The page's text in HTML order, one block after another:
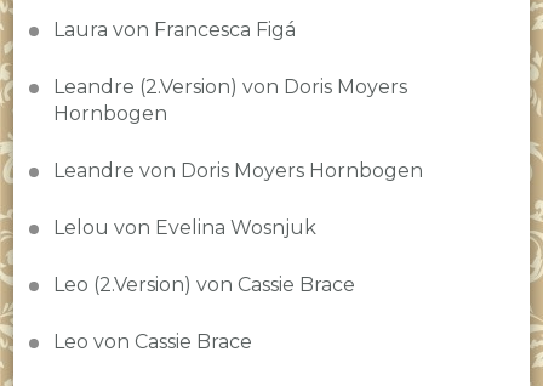
Laura von Francesca Figá
Leandre (2.Version) von Doris Moyers
Hornbogen
Leandre von Doris Moyers Hornbogen
Lelou von Evelina Wosnjuk
Leo (2.Version) von Cassie Brace
Leo von Cassie Brace